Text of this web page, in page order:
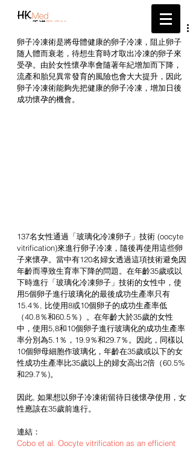
卵子冷凍術是將母體健康的卵子冷凍，阻止卵子
随人體而衰老，待想生育時才取出冷凍的卵子來
受孕。由於女性懷孕率會隨著年紀增加而下降，
流產和胎兒異常發育的風險也會大大提升，因此
卵子冷凍術能夠先把健康的卵子冷凍，增加日後
成功懷孕的機會。
137名女性通過「玻璃化冷凍卵子」技術 (oocyte
vitrification)來進行卵子冷凍，隨後再使用這些卵
子來懷孕。當中有120名婦女透過這項技術避免因
年齡而導致生育率下降的問題。在年齡35歲或以
下時進行「玻璃化冷凍卵子」技術的女性中，使
用5個卵子進行玻璃化的最後成功生產率只有
15.4％, 比使用8或10個卵子的成功生產率低
（40.8％和60.5％）。在年齡大於35歲的女性
中，使用5,8和10個卵子進行玻璃化的成功生產率
率分別為5.1％，19.9％和29.7％。因此，同樣以
10個卵母細胞作玻璃化，年齡在35歲或以下的女
性成功生產率比35歲以上的婦女高出2倍（60.5%
和29.7％)。
因此, 如果想以卵子冷凍術留待日後懷孕使用，女
性應該在35歲前進行。
連結：
Cobo et al. Oocyte vitrification as an efficient